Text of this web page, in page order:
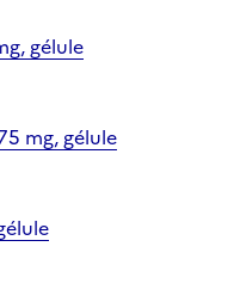
gélule
mg, gélule